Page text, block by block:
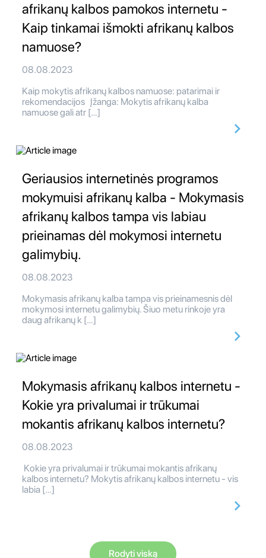
afrikanų kalbos pamokos internetu -
Kaip tinkamai išmokti afrikanų kalbos
namuose?
08.08.2023
Kaip mokytis afrikanų kalbos namuose: patarimai ir
rekomendacijos Įžanga: Mokytis afrikanų kalba
namuose gali atr […]
Geriausios internetinės programos
mokymuisi afrikanų kalba - Mokymasis
afrikanų kalbos tampa vis labiau
prieinamas dėl mokymosi internetu
galimybių.
08.08.2023
Mokymasis afrikanų kalba tampa vis prieinamesnis dėl
mokymosi internetu galimybių. Šiuo metu rinkoje yra
daug afrikanų k […]
Mokymasis afrikanų kalbos internetu -
Kokie yra privalumai ir trūkumai
mokantis afrikanų kalbos internetu?
08.08.2023
Kokie yra privalumai ir trūkumai mokantis afrikanų
kalbos internetu? Mokytis afrikanų kalbos internetu - vis
labia […]
Rodyti viską